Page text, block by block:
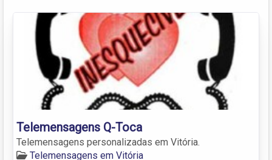
Telemensagens Q-Toca
Telemensagens personalizadas em Vitória.
Telemensagens em Vitória